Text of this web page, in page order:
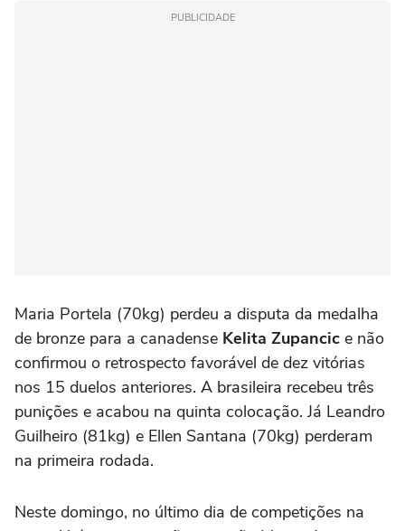
PUBLICIDADE
Maria Portela (70kg) perdeu a disputa da medalha
de bronze para a canadense Kelita Zupancic e não
confirmou o retrospecto favorável de dez vitórias
nos 15 duelos anteriores. A brasileira recebeu três
punições e acabou na quinta colocação. Já Leandro
Guilheiro (81kg) e Ellen Santana (70kg) perderam
na primeira rodada.
Neste domingo, no último dia de competições na